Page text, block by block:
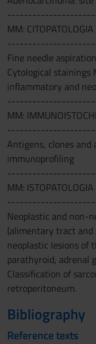
MM: CITOPATOLOGIA
Fine needle
Cytological
inflammatory and
MM:
Antigens, clones
immunoprofiling
MM: ISTOPATOLOGIA
Neoplastic and non-
(alimentary tract and
neoplastic lesions of
parathyroid, adrenal
Classification of
retroperitoneum.
Bibliography
Reference texts